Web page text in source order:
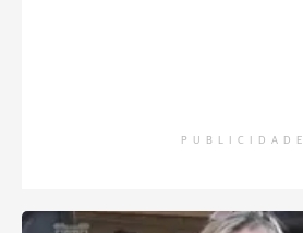
PUBLICIDADE